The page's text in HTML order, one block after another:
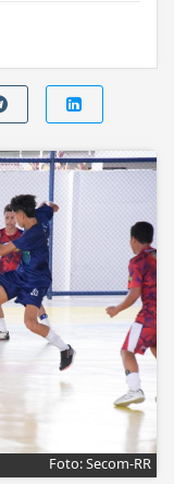
Foto: Secom-RR